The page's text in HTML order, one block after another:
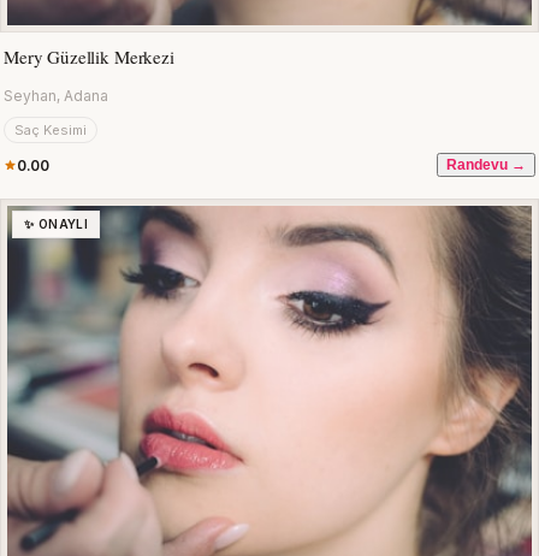
Mery Güzellik Merkezi
Seyhan, Adana
Saç Kesimi
0.00 Randevu →
✨ ONAYLI